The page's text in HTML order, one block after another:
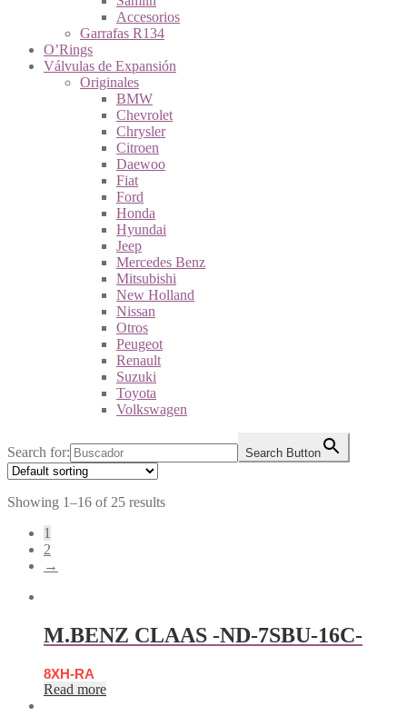
Accesorios
Garrafas R134
O’Rings
Válvulas de Expansión
Originales
BMW
Chevrolet
Chrysler
Citroen
Daewoo
Fiat
Ford
Honda
Hyundai
Jeep
Mercedes Benz
Mitsubishi
New Holland
Nissan
Otros
Peugeot
Renault
Suzuki
Toyota
Volkswagen
Search for: Search Button
Showing 1–16 of 25 results
1
2
→
M.BENZ CLAAS -ND-7SBU-16C-
8XH-RA
Read more